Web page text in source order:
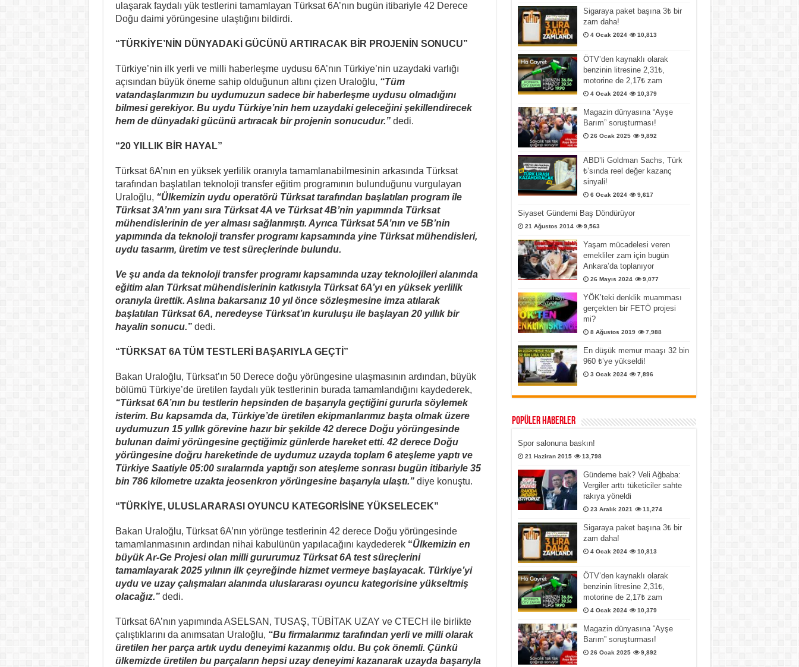
ulaşarak faydalı yük testlerini tamamlayan Türksat 6A’nın bugün itibariyle 42 Derece
Doğu daimi yörüngesine ulaştığını bildirdi.
“TÜRKİYE’NİN DÜNYADAKİ GÜCÜNÜ ARTIRACAK BİR PROJENİN SONUCU”
Türkiye’nin ilk yerli ve milli haberleşme uydusu 6A’nın Türkiye’nin uzaydaki varlığı
açısından büyük öneme sahip olduğunun altını çizen Uraloğlu, “Tüm
vatandaşlarımızın bu uydumuzun sadece bir haberleşme uydusu olmadığını
bilmesi gerekiyor. Bu uydu Türkiye’nin hem uzaydaki geleceğini şekillendirecek
hem de dünyadaki gücünü artıracak bir projenin sonucudur.”dedi.
“20 YILLIK BİR HAYAL”
Türksat 6A’nın en yüksek yerlilik oranıyla tamamlanabilmesinin arkasında Türksat
tarafından başlatılan teknoloji transfer eğitim programının bulunduğunu vurgulayan
Uraloğlu, “Ülkemizin uydu operatörü Türksat tarafından başlatılan program ile
Türksat 3A’nın yanı sıra Türksat 4A ve Türksat 4B’nin yapımında Türksat
mühendislerinin de yer alması sağlanmıştı. Ayrıca Türksat 5A’nın ve 5B’nin
yapımında da teknoloji transfer programı kapsamında yine Türksat mühendisleri,
uydu tasarım, üretim ve test süreçlerinde bulundu.
Ve şu anda da teknoloji transfer programı kapsamında uzay teknolojileri alanında
eğitim alan Türksat mühendislerinin katkısıyla Türksat 6A’yı en yüksek yerlilik
oranıyla ürettik. Aslına bakarsanız 10 yıl önce sözleşmesine imza atılarak
başlatılan Türksat 6A, neredeyse Türksat’ın kuruluşu ile başlayan 20 yıllık bir
hayalin sonucu.”dedi.
“TÜRKSAT 6A TÜM TESTLERİ BAŞARIYLA GEÇTİ”
Bakan Uraloğlu, Türksat’ın 50 Derece doğu yörüngesine ulaşmasının ardından, büyük
bölümü Türkiye’de üretilen faydalı yük testlerinin burada tamamlandığını kaydederek,
“Türksat 6A’nın bu testlerin hepsinden de başarıyla geçtiğini gururla söylemek
isterim. Bu kapsamda da, Türkiye’de üretilen ekipmanlarımız başta olmak üzere
uydumuzun 15 yıllık görevine hazır bir şekilde 42 derece Doğu yörüngesinde
bulunan daimi yörüngesine geçtiğimiz günlerde hareket etti. 42 derece Doğu
yörüngesine doğru hareketinde de uydumuz uzayda toplam 6 ateşleme yaptı ve
Türkiye Saatiyle 05:00 sıralarında yaptığı son ateşleme sonrası bugün itibariyle 35
bin 786 kilometre uzakta jeosenkron yörüngesine başarıyla ulaştı.”diye konuştu.
“TÜRKİYE, ULUSLARARASI OYUNCU KATEGORİSİNE YÜKSELECEK”
Bakan Uraloğlu, Türksat 6A’nın yörünge testlerinin 42 derece Doğu yörüngesinde
tamamlanmasının ardından nihai kabulünün yapılacağını kaydederek “Ülkemizin en
büyük Ar-Ge Projesi olan milli gururumuz Türksat 6A test süreçlerini
tamamlayarak 2025 yılının ilk çeyreğinde hizmet vermeye başlayacak. Türkiye’yi
uydu ve uzay çalışmaları alanında uluslararası oyuncu kategorisine yükseltmiş
olacağız.”dedi.
Türksat 6A’nın yapımında ASELSAN, TUSAŞ, TÜBİTAK UZAY ve CTECH ile birlikte
çalıştıklarını da anımsatan Uraloğlu, “Bu firmalarımız tarafından yerli ve milli olarak
üretilen her parça artık uydu deneyimi kazanmış oldu. Bu çok önemli. Çünkü
ülkemizde üretilen bu parçaların hepsi uzay deneyimi kazanarak uzayda başarıyla
Sigaraya paket başına 3₺ bir
zam daha!
4 Ocak 2024 10,813
ÖTV’den kaynaklı olarak
benzinin litresine 2,31₺,
motorine de 2,17₺ zam
4 Ocak 2024 10,379
Magazin dünyasına “Ayşe
Barım” soruşturması!
26 Ocak 2025 9,892
ABD’li Goldman Sachs, Türk
₺’sında reel değer kazanç
sinyali!
6 Ocak 2024 9,617
Siyaset Gündemi Baş Döndürüyor
21 Ağustos 2014 9,563
Yaşam mücadelesi veren
emekliler zam için bugün
Ankara’da toplanıyor
26 Mayıs 2024 9,077
YÖK’teki denklik muamması
gerçekten bir FETÖ projesi
mi?
8 Ağustos 2019 7,988
En düşük memur maaşı 32 bin
960 ₺’ye yükseldi!
3 Ocak 2024 7,896
Popüler Haberler
Spor salonuna baskın!
21 Haziran 2015 13,798
Gündeme bak? Veli Ağbaba:
Vergiler arttı tüketiciler sahte
rakıya yöneldi
23 Aralık 2021 11,274
Sigaraya paket başına 3₺ bir
zam daha!
4 Ocak 2024 10,813
ÖTV’den kaynaklı olarak
benzinin litresine 2,31₺,
motorine de 2,17₺ zam
4 Ocak 2024 10,379
Magazin dünyasına “Ayşe
Barım” soruşturması!
26 Ocak 2025 9,892